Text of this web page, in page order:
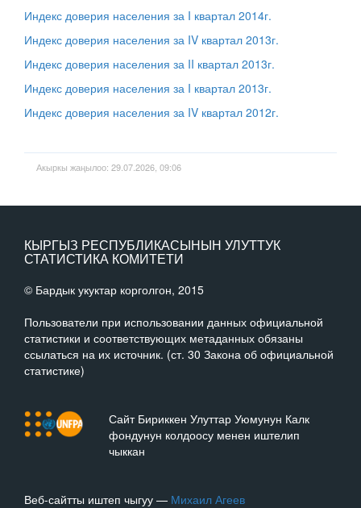
Индекс доверия населения за I квартал 2014г.
Индекс доверия населения за IV квартал 2013г.
Индекс доверия населения за II квартал 2013г.
Индекс доверия населения за I квартал 2013г.
Индекс доверия населения за IV квартал 2012г.
Акыркы жаңылоо: 29.07.2026, 09:06
КЫРГЫЗ РЕСПУБЛИКАСЫНЫН УЛУТТУК
СТАТИСТИКА КОМИТЕТИ
© Бардык укуктар корголгон, 2015
Пользователи при использовании данных официальной
статистики и соответствующих метаданных обязаны
ссылаться на их источник. (ст. 30 Закона об официальной
статистике)
Сайт Бириккен Улуттар Уюмунун Калк
фондунун колдоосу менен иштелип
чыккан
Веб-сайтты иштеп чыгуу — Михаил Агеев